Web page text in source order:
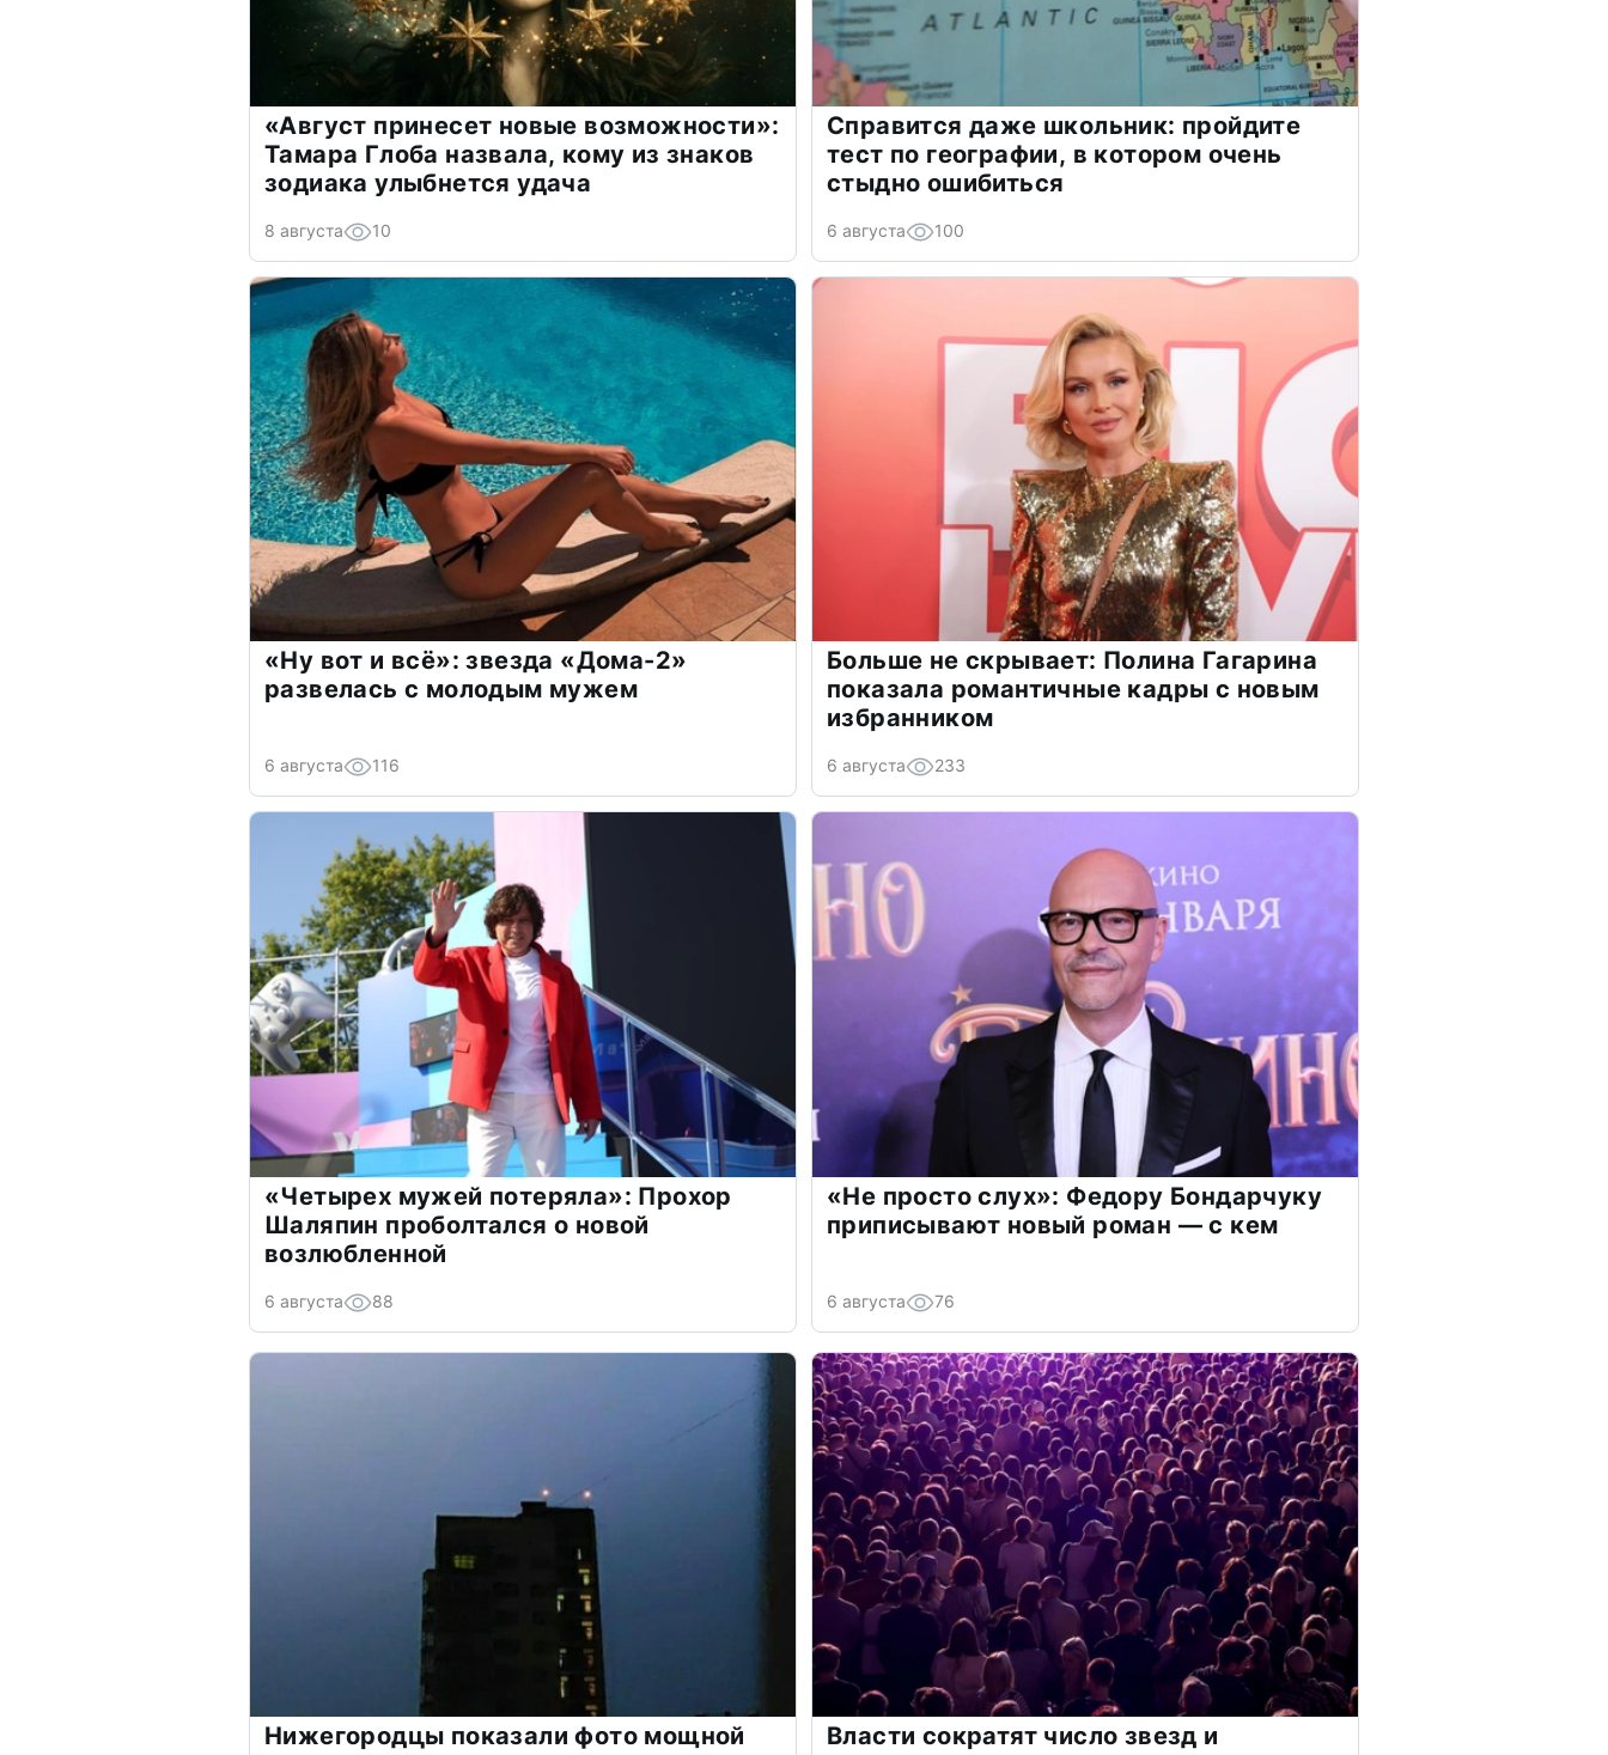
«Август принесет новые возможности»:
Тамара Глоба назвала, кому из знаков
зодиака улыбнется удача
8 августа 10
Справится даже школьник: пройдите
тест по географии, в котором очень
стыдно ошибиться
6 августа 100
«Ну вот и всё»: звезда «Дома-2»
развелась с молодым мужем
6 августа 116
Больше не скрывает: Полина Гагарина
показала романтичные кадры с новым
избранником
6 августа 233
«Четырех мужей потеряла»: Прохор
Шаляпин проболтался о новой
возлюбленной
6 августа 88
«Не просто слух»: Федору Бондарчуку
приписывают новый роман — с кем
6 августа 76
Нижегородцы показали фото мощной
Власти сократят число звезд и